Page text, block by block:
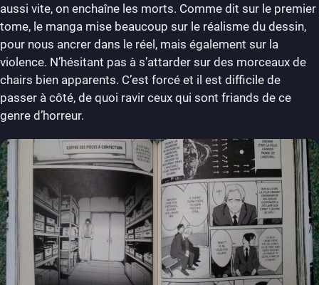
aussi vite, on enchaîne les morts. Comme dit sur le premier
tome, le manga mise beaucoup sur le réalisme du dessin,
pour nous ancrer dans le réel, mais également sur la
violence. N’hésitant pas à s’attarder sur des morceaux de
chairs bien apparents. C’est forcé et il est difficile de
passer à côté, de quoi ravir ceux qui sont friands de ce
genre d’horreur.